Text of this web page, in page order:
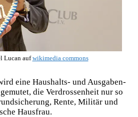
Lucan aufwikimedia commons
eine Haushalts- und Ausgaben-
die Verdrossenheit nur so
Rente, Militär und
Hausfrau.